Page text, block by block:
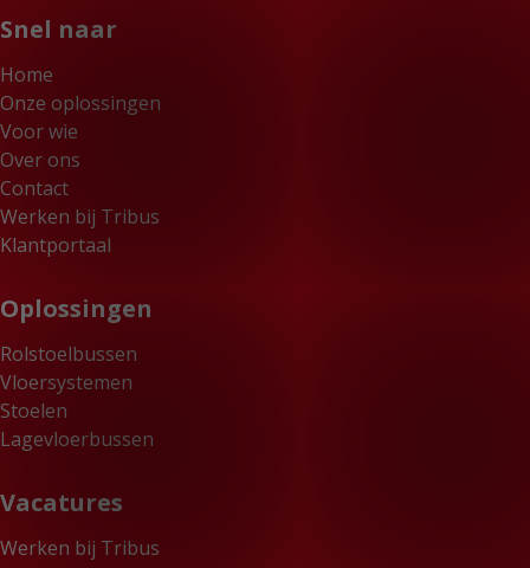
Snel naar
Home
Onze oplossingen
Voor wie
Over ons
Contact
Werken bij Tribus
Klantportaal
Oplossingen
Rolstoelbussen
Vloersystemen
Stoelen
Lagevloerbussen
Vacatures
Werken bij Tribus